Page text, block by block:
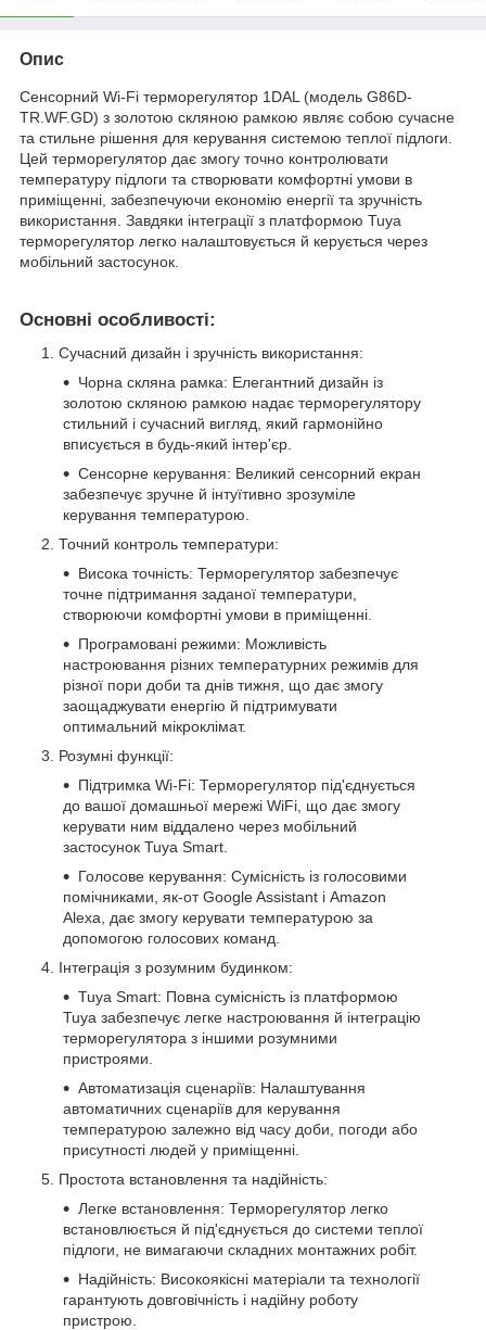
Опис
Сенсорний Wi-Fi терморегулятор 1DAL (модель G86D-
TR.WF.GD) з золотою скляною рамкою являє собою сучасне
та стильне рішення для керування системою теплої підлоги.
Цей терморегулятор дає змогу точно контролювати
температуру підлоги та створювати комфортні умови в
приміщенні, забезпечуючи економію енергії та зручність
використання. Завдяки інтеграції з платформою Tuya
терморегулятор легко налаштовується й керується через
мобільний застосунок.
Основні особливості:
Сучасний дизайн і зручність використання:
Чорна скляна рамка: Елегантний дизайн із
золотою скляною рамкою надає терморегулятору
стильний і сучасний вигляд, який гармонійно
вписується в будь-який інтер'єр.
Сенсорне керування: Великий сенсорний екран
забезпечує зручне й інтуїтивно зрозуміле
керування температурою.
Точний контроль температури:
Висока точність: Терморегулятор забезпечує
точне підтримання заданої температури,
створюючи комфортні умови в приміщенні.
Програмовані режими: Можливість
настроювання різних температурних режимів для
різної пори доби та днів тижня, що дає змогу
заощаджувати енергію й підтримувати
оптимальний мікроклімат.
Розумні функції:
Підтримка Wi-Fi: Терморегулятор під'єднується
до вашої домашньої мережі WiFi, що дає змогу
керувати ним віддалено через мобільний
застосунок Tuya Smart.
Голосове керування: Сумісність із голосовими
помічниками, як-от Google Assistant і Amazon
Alexa, дає змогу керувати температурою за
допомогою голосових команд.
Інтеграція з розумним будинком:
Tuya Smart: Повна сумісність із платформою
Tuya забезпечує легке настроювання й інтеграцію
терморегулятора з іншими розумними
пристроями.
Автоматизація сценаріїв: Налаштування
автоматичних сценаріїв для керування
температурою залежно від часу доби, погоди або
присутності людей у приміщенні.
Простота встановлення та надійність:
Легке встановлення: Терморегулятор легко
встановлюється й під'єднується до системи теплої
підлоги, не вимагаючи складних монтажних робіт.
Надійність: Високоякісні матеріали та технології
гарантують довговічність і надійну роботу
пристрою.